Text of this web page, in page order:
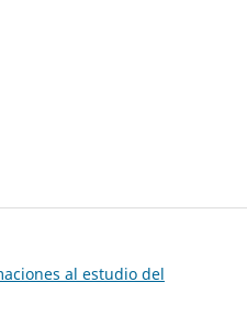
al estudio del